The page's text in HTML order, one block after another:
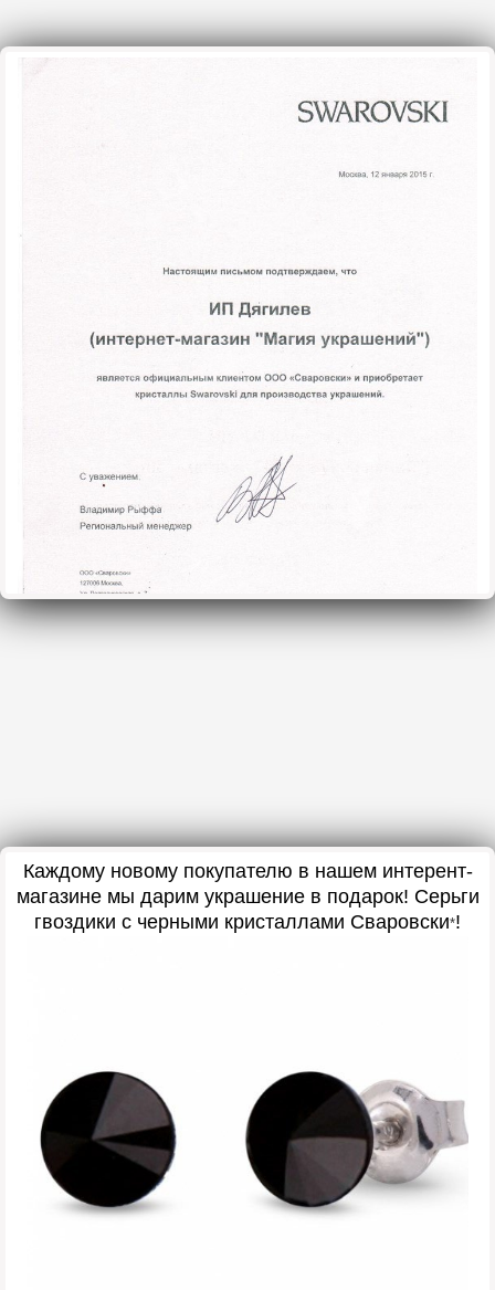
Каждому новому покупателю в нашем интерент-
магазине мы дарим украшение в подарок! Серьги
гвоздики с черными кристаллами Сваровски*!